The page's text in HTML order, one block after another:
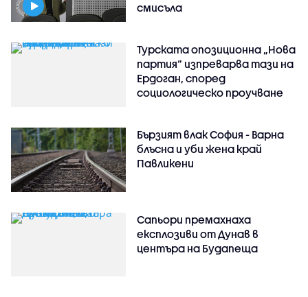
смисъла
Турската опозиционна „Нова
партия“ изпреварва тази на
Ердоган, според
социологическо проучване
Бързият влак София - Варна
блъсна и уби жена край
Павликени
Сапьори премахнаха
експлозиви от Дунав в
центъра на Будапеща